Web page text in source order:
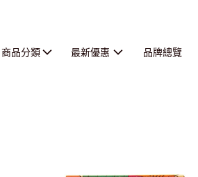
商品分類 最新優惠 品牌總覽